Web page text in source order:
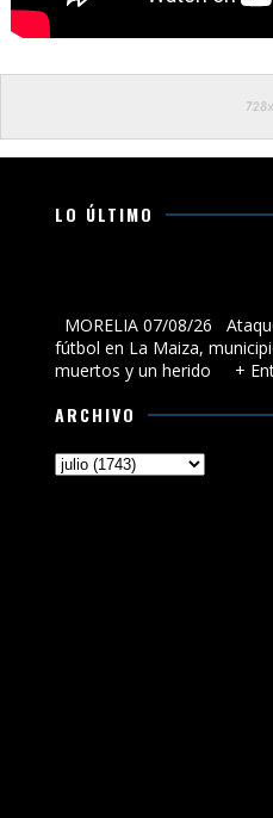
LO ÚLTIMO
MORELIA 07/08/26
fútbol en La Maiza,
muertos y un herido +
ARCHIVO